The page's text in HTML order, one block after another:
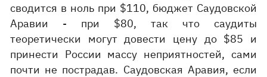
сводится в ноль при $110, бюджет Саудовской
Аравии - при $80, так что саудиты
теоретически могут довести цену до $85 и
принести России массу неприятностей, сами
почти не пострадав. Саудовская Аравия, если